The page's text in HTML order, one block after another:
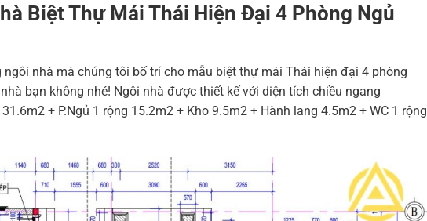
Biệt Thự Mái Thái Hiện Đại 4 Phòng Ngủ
nhà mà chúng tôi bố trí cho mẫu biệt thự mái Thái hiện đại 4 phòng
bạn không nhé! Ngôi nhà được thiết kế với diện tích chiều ngang
+ P.Ngủ 1 rộng 15.2m2 + Kho 9.5m2 + Hành lang 4.5m2 + WC 1 rộng